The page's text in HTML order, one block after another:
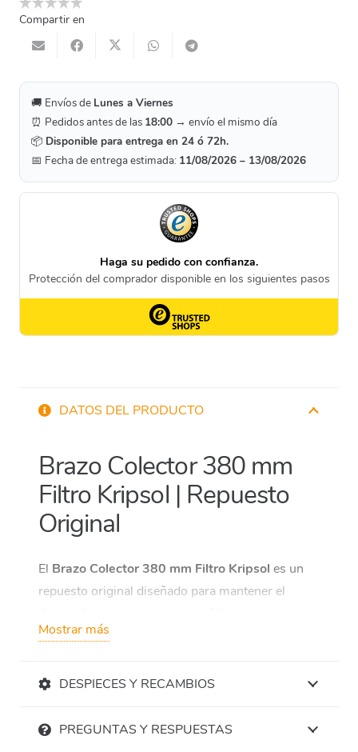
Compartir en
🚚 Envíos de Lunes a Viernes
⏰ Pedidos antes de las 18:00 → envío el mismo día
📦 Disponible para entrega en 24 ó 72h.
📅 Fecha de entrega estimada: 11/08/2026 – 13/08/2026
DATOS DEL PRODUCTO
Brazo Colector 380 mm
Filtro Kripsol | Repuesto
Original
El Brazo Colector 380 mm Filtro Kripsol es un
repuesto original diseñado para mantener el
Hayward. Este brazo colector, con referencia
modelos de filtros laminados y bobinados,
rendimiento de filtración eficiente.
Mostrar más
DESPIECES Y RECAMBIOS
PREGUNTAS Y RESPUESTAS